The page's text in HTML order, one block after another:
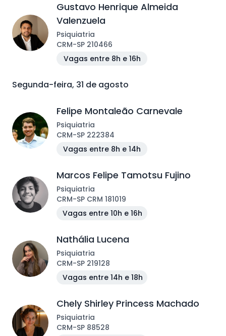
Gustavo Henrique Almeida
Valenzuela
Psiquiatria
CRM-SP 210466
Vagas entre 8h e 16h
Segunda-feira, 31 de agosto
Felipe Montaleão Carnevale
Psiquiatria
CRM-SP 222384
Vagas entre 8h e 14h
Marcos Felipe Tamotsu Fujino
Psiquiatria
CRM-SP CRM 181019
Vagas entre 10h e 16h
Nathália Lucena
Psiquiatria
CRM-SP 219128
Vagas entre 14h e 18h
Chely Shirley Princess Machado
Psiquiatria
CRM-SP 88528